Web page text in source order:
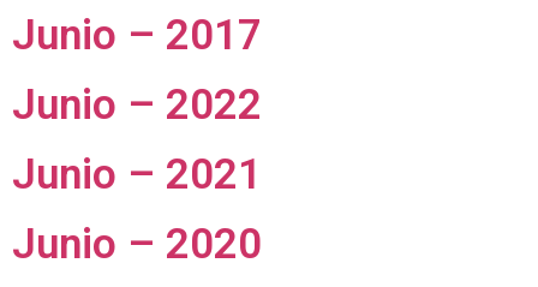
Junio – 2017
Junio – 2022
Junio – 2021
Junio – 2020